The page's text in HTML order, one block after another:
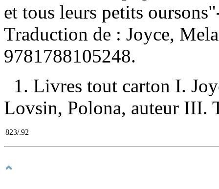
et tous leurs petits
Traduction de : Joyce,
9781788105248.
1. Livres tout carton I.
Lovsin, Polona, auteur III.
823/.92